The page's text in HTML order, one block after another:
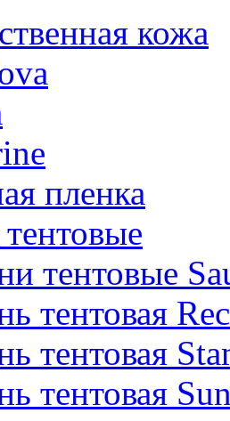
кожа
пленка
тентовые
тентовая
тентовая
тентовая